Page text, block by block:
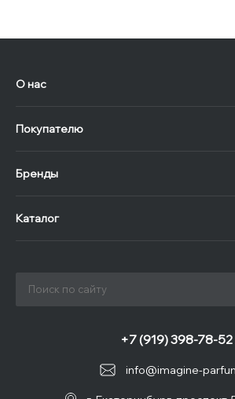
О нас
Покупателю
Бренды
Каталог
info@imagine-
+7 (919) 398-78-52